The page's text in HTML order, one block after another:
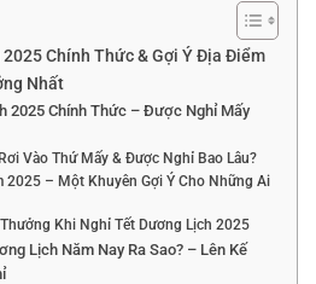
Chính Thức & Gợi Ý Địa Điểm
Nhất
2025 Chính Thức – Được Nghỉ Mấy
Vào Thứ Mấy & Được Nghỉ Bao Lâu?
2025 – Một Khuyên Gợi Ý Cho Những Ai
Khi Nghỉ Tết Dương Lịch 2025
Lịch Năm Nay Ra Sao? – Lên Kế